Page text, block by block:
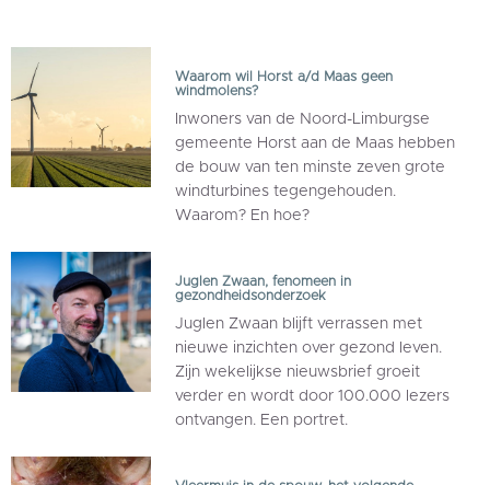
Waarom wil Horst a/d Maas geen
windmolens?
Inwoners van de Noord-Limburgse
gemeente Horst aan de Maas hebben
de bouw van ten minste zeven grote
windturbines tegengehouden.
Waarom? En hoe?
Juglen Zwaan, fenomeen in
gezondheidsonderzoek
Juglen Zwaan blijft verrassen met
nieuwe inzichten over gezond leven.
Zijn wekelijkse nieuwsbrief groeit
verder en wordt door 100.000 lezers
ontvangen. Een portret.